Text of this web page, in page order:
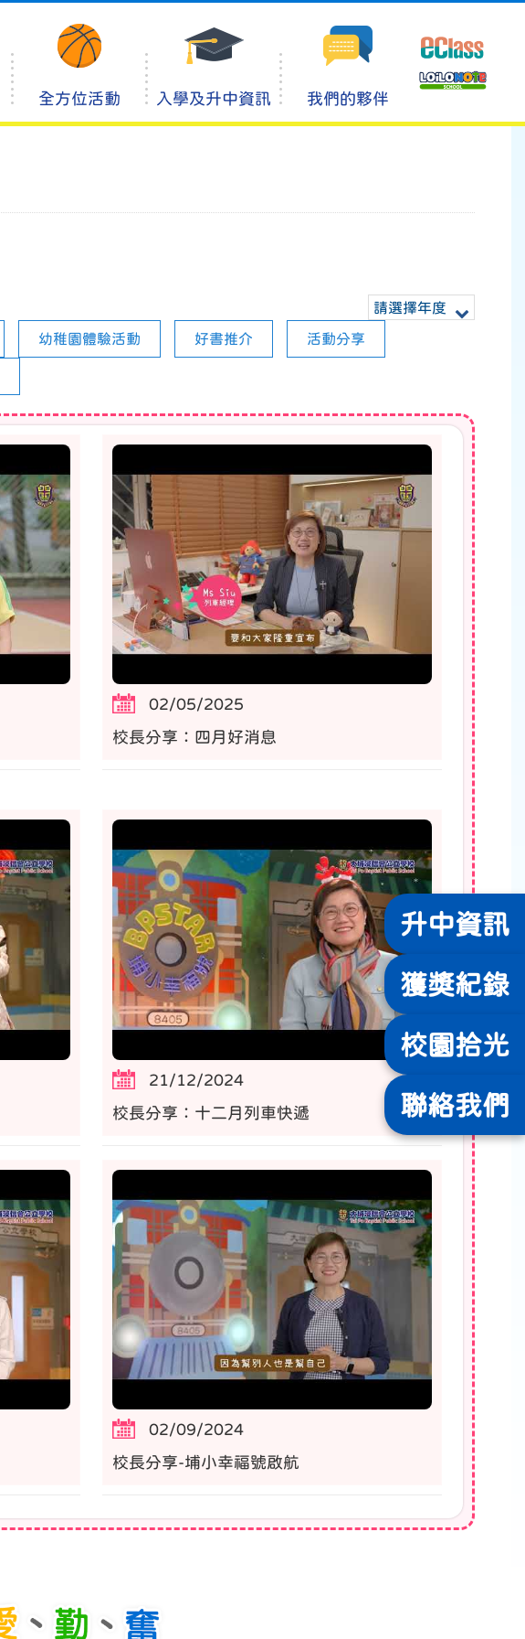
全方位活動 入學及升中資訊 我們的夥伴
請選擇年度
幼稚園體驗活動 好書推介 活動分享
02/05/2025
校長分享：四月好消息
21/12/2024
校長分享：十二月列車快遞
02/09/2024
校長分享-埔小幸福號啟航
升中資訊
獲獎紀錄
校園拾光
聯絡我們